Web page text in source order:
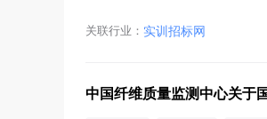
关联行业： 实训招标网
中国纤维质量监测中心关于